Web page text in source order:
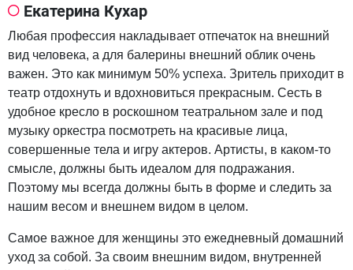
Екатерина Кухар
Любая профессия накладывает отпечаток на внешний
вид человека, а для балерины внешний облик очень
важен. Это как минимум 50% успеха. Зритель приходит в
театр отдохнуть и вдохновиться прекрасным. Сесть в
удобное кресло в роскошном театральном зале и под
музыку оркестра посмотреть на красивые лица,
совершенные тела и игру актеров. Артисты, в каком-то
смысле, должны быть идеалом для подражания.
Поэтому мы всегда должны быть в форме и следить за
нашим весом и внешнем видом в целом.
Самое важное для женщины это ежедневный домашний
уход за собой. За своим внешним видом, внутренней